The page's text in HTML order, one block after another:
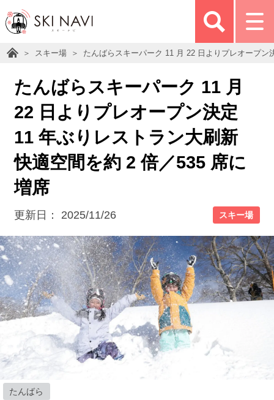
スキー場 たんばらスキーパーク 11 月 22 日よりプレオープ
たんばらスキーパーク 11 月
22 日よりプレオープン決定
11 年ぶりレストラン大刷新
快適空間を約 2 倍／535 席に
増席
更新日： 2025/11/26 スキー場
たんばら